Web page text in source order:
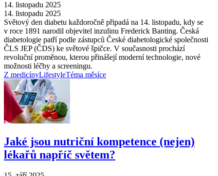
14. listopadu 2025
14. listopadu 2025
Světový den diabetu každoročně připadá na 14. listopadu, kdy se
v roce 1891 narodil objevitel inzulinu Frederick Banting. Česká
diabetologie patří podle zástupců České diabetologické společnosti
ČLS JEP (ČDS) ke světové špičce. V současnosti prochází
revoluční proměnou, kterou přinášejí moderní technologie, nové
možnosti léčby a screeningu.
Z medicínyLifestyleTéma měsíce
Jaké jsou nutriční kompetence (nejen)
lékařů napříč světem?